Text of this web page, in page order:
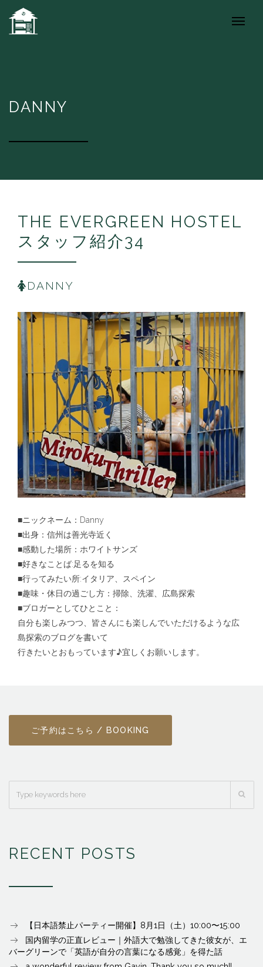
DANNY
THE EVERGREEN HOSTEL
スタッフ紹介34
DANNY
■ニックネーム：Danny
■出身：信州は善光寺近く
■感動した場所：ホワイトサンズ
■好きなことば:足るを知る
■行ってみたい所:イタリア、スペイン
■趣味・休日の過ごし方：掃除、洗濯、広島探索
■ブロガーとしてひとこと：
自分も楽しみつつ、皆さんにも楽しんでいただけるような広
島探索のブログを書いて
行きたいとおもっています♪宜しくお願いします。
ご予約はこちら / BOOKING
RECENT POSTS
【日本語禁止パーティー開催】8月1日（土）10:00〜15:00
国内留学の正直レビュー｜外語大で勉強してきた彼女が、エ
バーグリーンで「英語が自分の言葉になる感覚」を得た話